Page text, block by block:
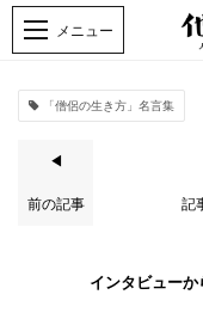
「僧侶の生き方」名言集
◀
前の記事 記
インタビュー